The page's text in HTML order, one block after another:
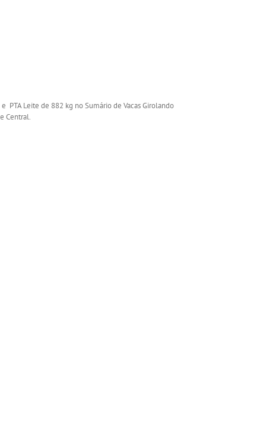
PTA Leite de 882 kg no Sumário de Vacas Girolando
Central.